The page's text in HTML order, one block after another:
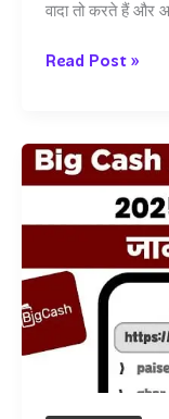
वादा तो करते हैं और
Cash
का
इस्तेमाल
करो
₹500
कमाओ
फ्री
Read Post »